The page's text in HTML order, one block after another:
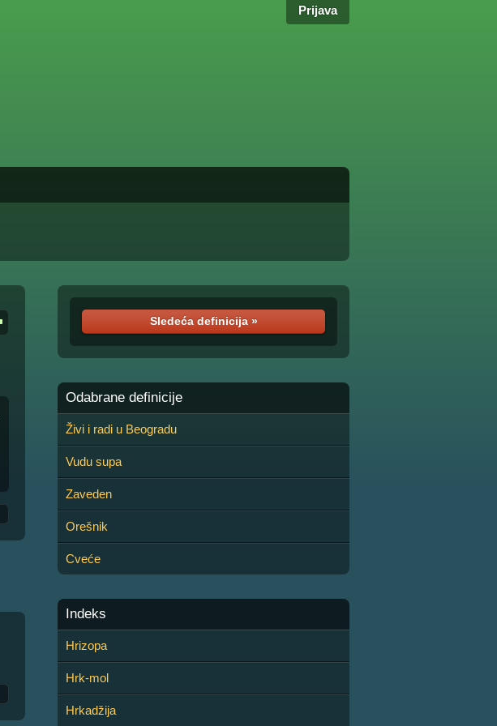
Prijava
Sledeća definicija »
Odabrane definicije
Živi i radi u Beogradu
Vudu supa
Zaveden
Orešnik
Cveće
Indeks
Hrizopa
Hrk-mol
Hrkadžija